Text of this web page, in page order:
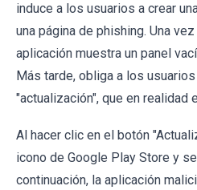
induce a los usuarios a crear
una página de phishing. Una
aplicación muestra un panel
Más tarde, obliga a los
"actualización", que en realidad
Al hacer clic en el botón
icono de Google Play Store y
continuación, la aplicación